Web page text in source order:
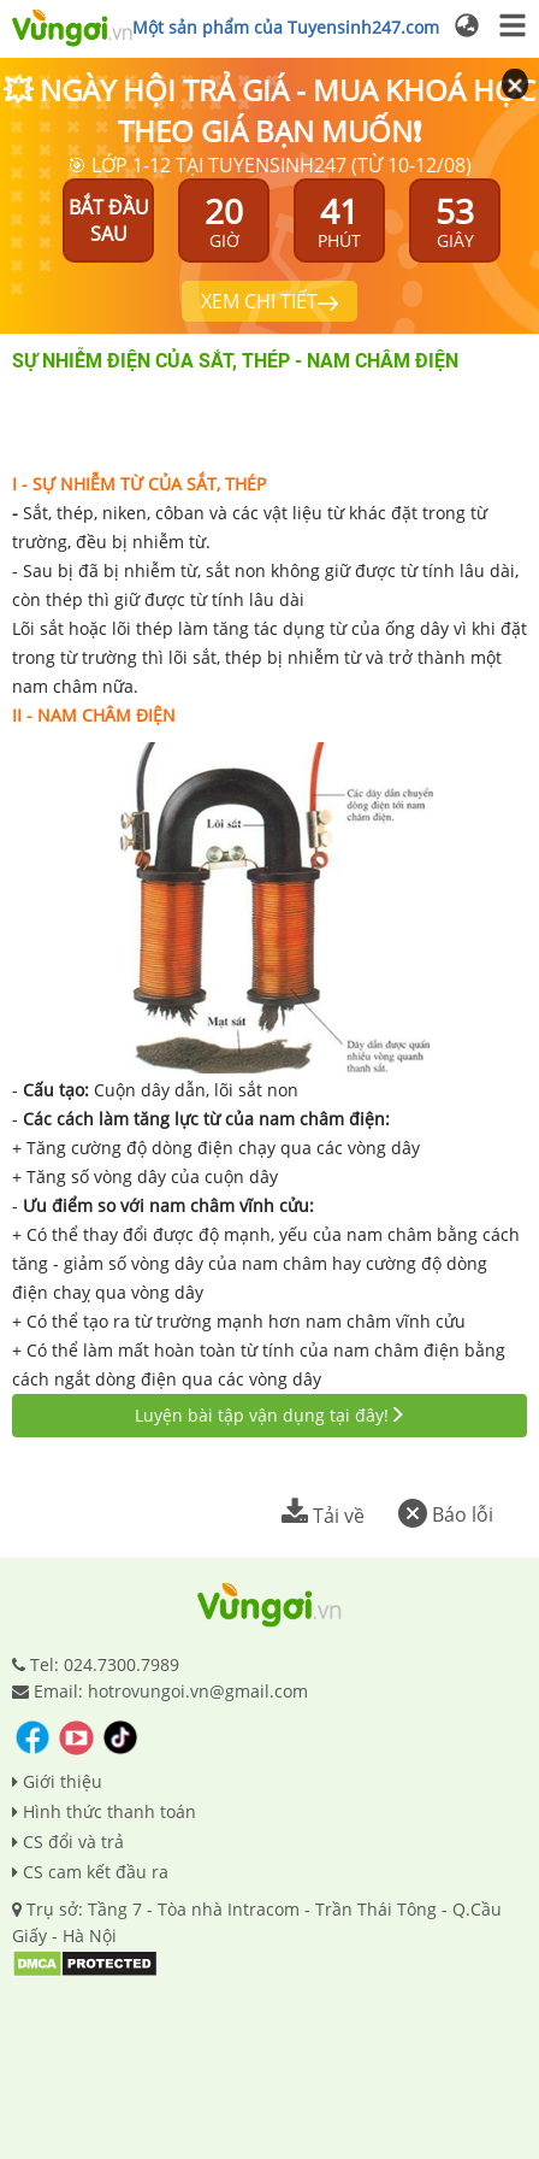
Một sản phẩm của Tuyensinh247.com
💥 NGÀY HỘI TRẢ GIÁ - MUA KHOÁ HỌC
THEO GIÁ BẠN MUỐN❗
🎯 LỚP 1-12 TẠI TUYENSINH247 (TỪ 10-12/08)
BẮT ĐẦU
SAU
20
GIỜ
41
PHÚT
52
GIÂY
XEM CHI TIẾT
SỰ NHIỄM ĐIỆN CỦA SẮT, THÉP - NAM CHÂM ĐIỆN
I - SỰ NHIỄM TỪ CỦA SẮT, THÉP
- Sắt, thép, niken, côban và các vật liệu từ khác đặt trong từ
trường, đều bị nhiễm từ.
- Sau bị đã bị nhiễm từ, sắt non không giữ được từ tính lâu dài,
còn thép thì giữ được từ tính lâu dài
Lõi sắt hoặc lõi thép làm tăng tác dụng từ của ống dây vì khi đặt
trong từ trường thì lõi sắt, thép bị nhiễm từ và trở thành một
nam châm nữa.
II - NAM CHÂM ĐIỆN
- Cấu tạo: Cuộn dây dẫn, lõi sắt non
- Các cách làm tăng lực từ của nam châm điện:
+ Tăng cường độ dòng điện chạy qua các vòng dây
+ Tăng số vòng dây của cuộn dây
- Ưu điểm so với nam châm vĩnh cửu:
+ Có thể thay đổi được độ mạnh, yếu của nam châm bằng cách
tăng - giảm số vòng dây của nam châm hay cường độ dòng
điện chaỵ qua vòng dây
+ Có thể tạo ra từ trường mạnh hơn nam châm vĩnh cửu
+ Có thể làm mất hoàn toàn từ tính của nam châm điện bằng
cách ngắt dòng điện qua các vòng dây
Luyện bài tập vận dụng tại đây!
Báo lỗi
Tải về
Tel: 024.7300.7989
Email: hotrovungoi.vn@gmail.com
Giới thiệu
Hình thức thanh toán
CS đổi và trả
CS cam kết đầu ra
Trụ sở: Tầng 7 - Tòa nhà Intracom - Trần Thái Tông - Q.Cầu
Giấy - Hà Nội